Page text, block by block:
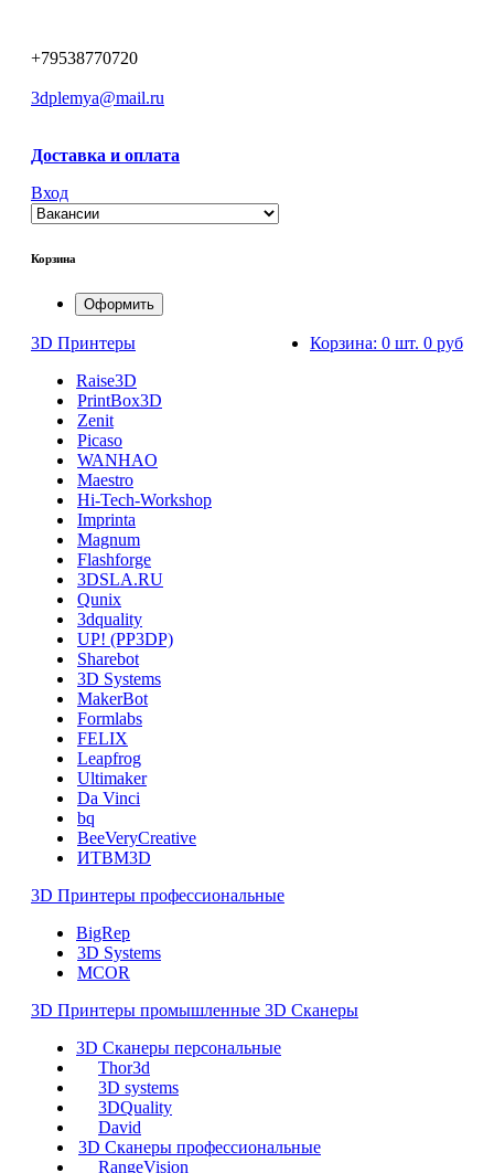
+79538770720
3dplemya@mail.ru
Доставка и оплата
Вход
Корзина
Оформить
Корзина: 0 шт. 0 руб
3D Принтеры
Raise3D
PrintBox3D
Zenit
Picaso
WANHAO
Maestro
Hi-Tech-Workshop
Imprinta
Magnum
Flashforge
3DSLA.RU
Qunix
3dquality
UP! (PP3DP)
Sharebot
3D Systems
MakerBot
Formlabs
FELIX
Leapfrog
Ultimaker
Da Vinci
bq
BeeVeryCreative
ИТВМ3D
3D Принтеры профессиональные
BigRep
3D Systems
MCOR
3D Принтеры промышленные 3D Сканеры
3D Сканеры персональные
Thor3d
3D systems
3DQuality
David
3D Сканеры профессиональные
RangeVision